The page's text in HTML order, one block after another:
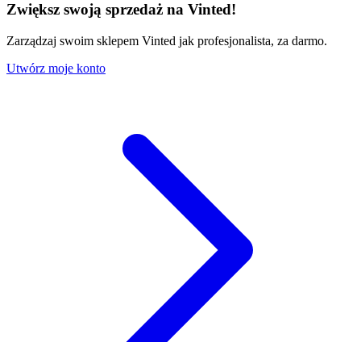
Zwiększ swoją sprzedaż na Vinted!
Zarządzaj swoim sklepem Vinted jak profesjonalista, za darmo.
Utwórz moje konto